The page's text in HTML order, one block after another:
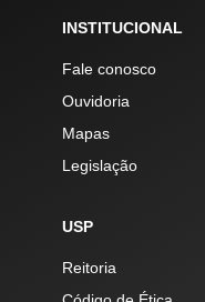
INSTITUCIONAL
Fale conosco
Ouvidoria
Mapas
Legislação
USP
Reitoria